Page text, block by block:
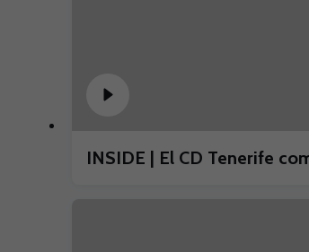
INSIDE | El CD Tenerife